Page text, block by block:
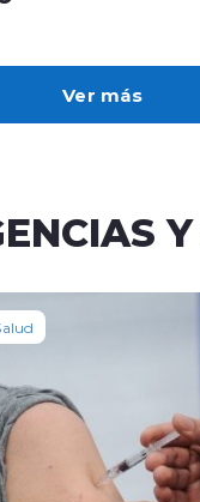
Ver más